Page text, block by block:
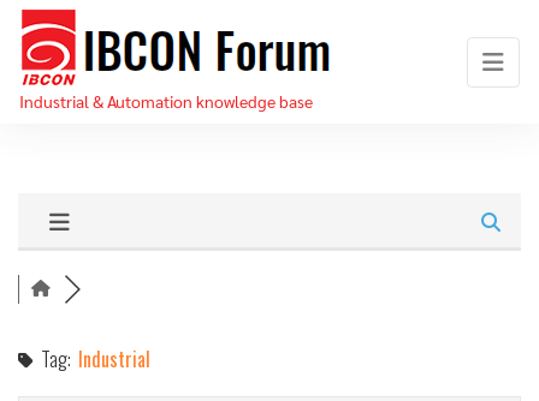
Skip
the
content
Industrial & Automation knowledge base
Tag: Industrial